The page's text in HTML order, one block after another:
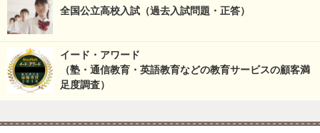
全国公立高校入試（過去入試問題・正答）
イード・アワード
（塾・通信教育・英語教育などの教育サービスの顧客満
足度調査）